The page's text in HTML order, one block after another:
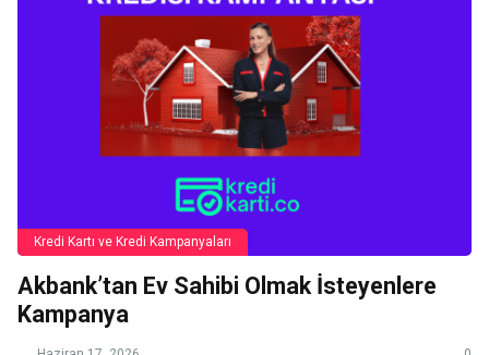
Kredi Kartı ve Kredi Kampanyaları
Akbank’tan Ev Sahibi Olmak İsteyenlere
Kampanya